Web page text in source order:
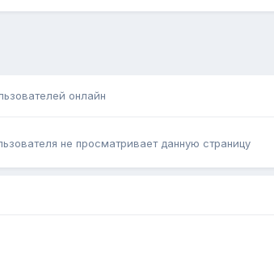
онлайн
не просматривает данную страницу